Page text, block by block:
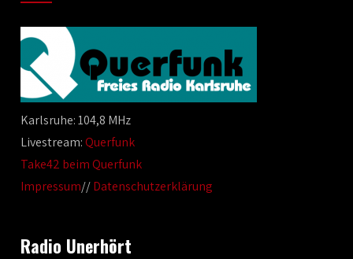
Karlsruhe: 104,8 MHz
Livestream:Querfunk
Take42 beim Querfunk
Impressum//Datenschutzerklärung
Radio Unerhört